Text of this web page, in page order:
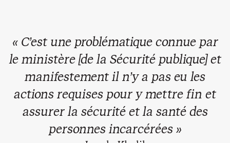
« C’est une problématique connue par
le ministère [de la Sécurité publique] et
manifestement il n’y a pas eu les
actions requises pour y mettre fin et
assurer la sécurité et la santé des
personnes incarcérées »